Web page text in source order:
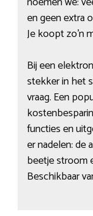
en geen extra
Je koopt zo’n
Bij een
stekker in het
vraag. Een
functies en
er nadelen: de
beetje stroom
Beschikbaar